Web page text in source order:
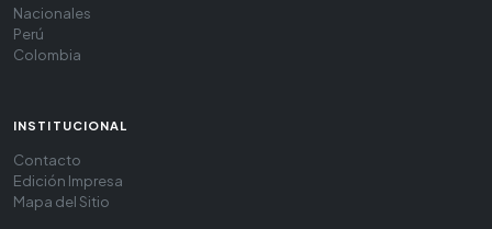
Nacionales
Perú
Colombia
INSTITUCIONAL
Contacto
Edición Impresa
Mapa del Sitio